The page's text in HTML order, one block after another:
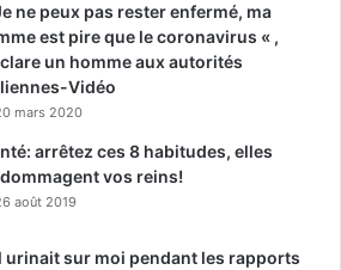
ne peux pas rester enfermé, ma
est pire que le coronavirus « ,
un homme aux autorités
Vidéo
mars 2020
arrêtez ces 8 habitudes, elles
vos reins!
août 2019
urinait sur moi pendant les rapports